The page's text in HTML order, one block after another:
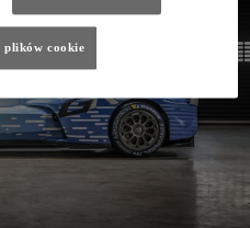
plików cookie